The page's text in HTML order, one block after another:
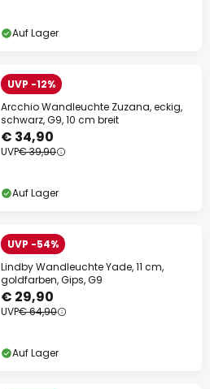
Auf Lager
UVP -12%
Arcchio Wandleuchte Zuzana, eckig,
schwarz, G9, 10 cm breit
€ 34,90
UVP€ 39,90
Auf Lager
UVP -54%
Lindby Wandleuchte Yade, 11 cm,
goldfarben, Gips, G9
€ 29,90
UVP€ 64,90
Auf Lager